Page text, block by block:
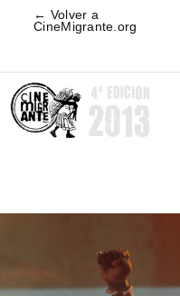
← Volver a
CineMigrante.org